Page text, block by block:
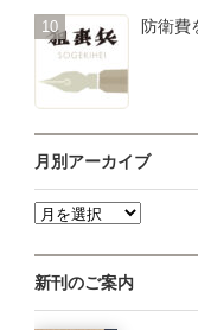
防衛費
月別アーカイブ
新刊のご案内